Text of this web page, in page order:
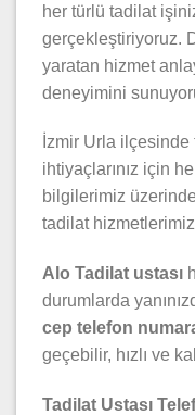
her türlü tadilat
gerçekleştiriyoruz.
yaratan hizmet
deneyimini
İzmir Urla
ihtiyaçlarınız için
bilgilerimiz
tadilat
Alo Tadilat ustası
durumlarda
cep telefon
geçebilir, hızlı ve
Tadilat Ustası